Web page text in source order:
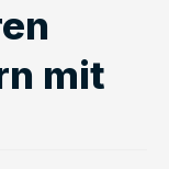
mit